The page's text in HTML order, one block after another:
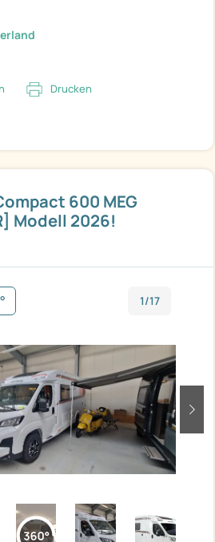
600 MEG
Modell 2026!
1/17
Drucken